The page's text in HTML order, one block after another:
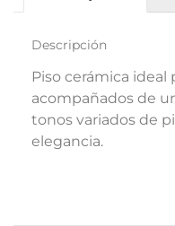
Descripción
Piso cerámica
acompañados de
tonos variados de
elegancia.